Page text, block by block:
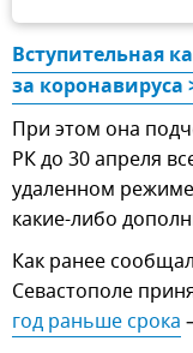
Вступительная
за коронавируса
При этом она
РК до 30 апреля
удаленном
какие-либо
Как ранее
Севастополе
год раньше срока